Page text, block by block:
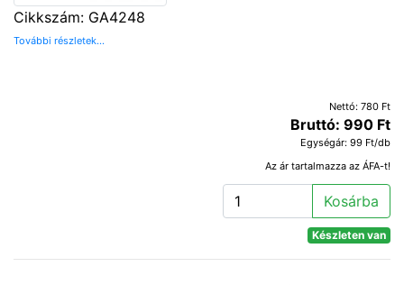
Cikkszám: GA4248
További részletek...
Nettó: 780 Ft
Bruttó: 990 Ft
Egységár: 99 Ft/db
Az ár tartalmazza az ÁFA-t!
Kosárba
Készleten van